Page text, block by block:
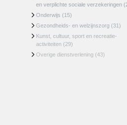
en verplichte sociale verzekeringen
Onderwijs (15)
Gezondheids- en welzijnszorg (31)
Kunst, cultuur, sport en recreatie-
activiteiten (29)
Overige dienstverlening (43)